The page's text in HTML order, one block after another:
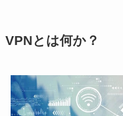
VPNとは何か？